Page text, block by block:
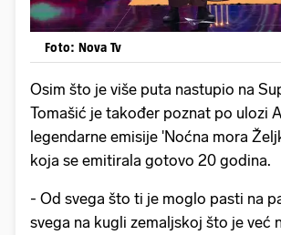
Foto: Nova Tv
Osim što je više puta nastupio na
Tomašić je također poznat po ulozi
legendarne emisije 'Noćna mora
koja se emitirala gotovo 20 godina.
- Od svega što ti je moglo pasti na
svega na kugli zemaljskoj što je već